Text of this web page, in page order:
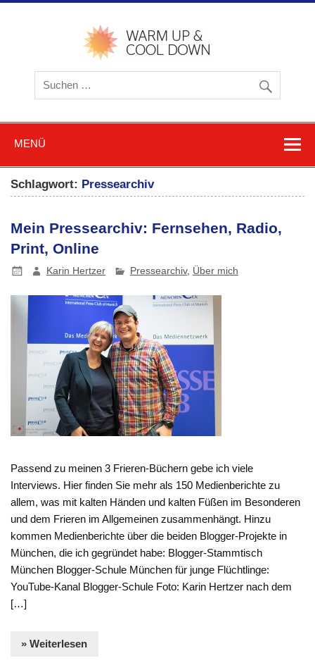
Zum
Blog
und
MENÜ
Schlagwort: Pressearchiv
Mein Pressearchiv: Fernsehen, Radio,
Print, Online
Karin Hertzer Pressearchiv, Über mich
Passend zu meinen 3 Frieren-Büchern gebe ich viele
Interviews. Hier finden Sie mehr als 150 Medienberichte zu
allem, was mit kalten Händen und kalten Füßen im Besonderen
und dem Frieren im Allgemeinen zusammenhängt. Hinzu
kommen Medienberichte über die beiden Blogger-Projekte in
München, die ich gegründet habe: Blogger-Stammtisch
München Blogger-Schule München für junge Flüchtlinge:
YouTube-Kanal Blogger-Schule Foto: Karin Hertzer nach dem
[…]
» Weiterlesen